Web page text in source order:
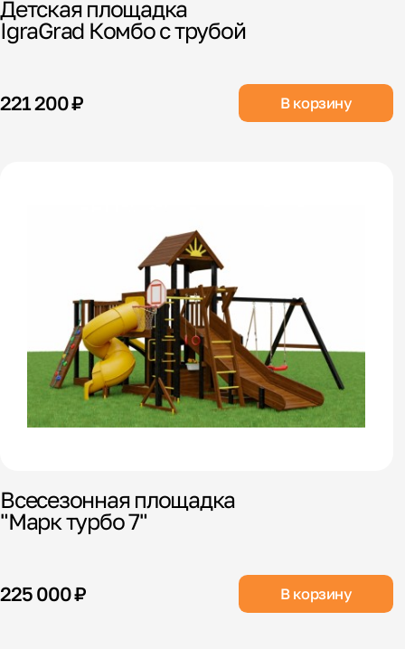
Детская площадка
IgraGrad Комбо с трубой
221 200 ₽ В корзину
Всесезонная площадка
"Марк турбо 7"
225 000 ₽ В корзину